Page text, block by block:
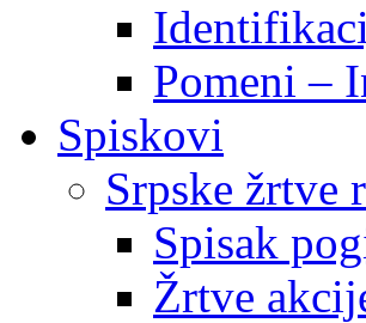
Pomeni –
Spiskovi
Srpske
Spisak
Žrtve